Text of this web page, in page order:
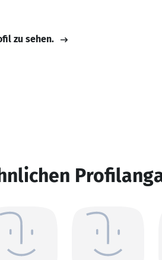
zu sehen.